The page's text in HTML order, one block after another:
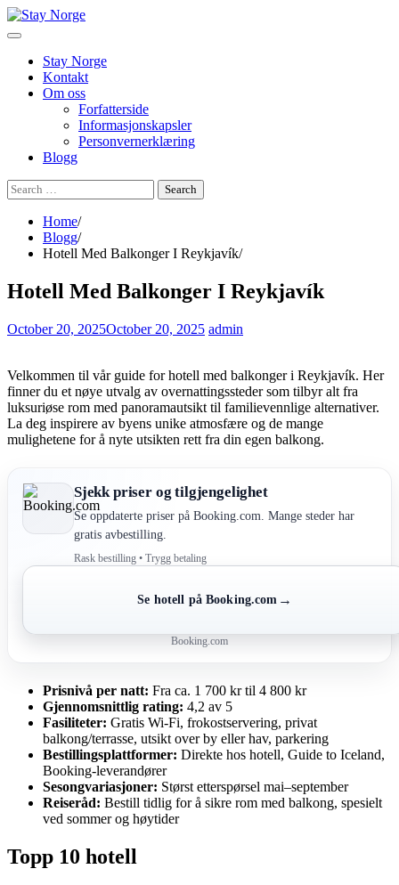
Skip
to
Stay Norge
Kontakt
Om oss
Forfatterside
Informasjonskapsler
Personvernerklæring
Blogg
Search
for:
Home
Blogg
Hotell Med Balkonger I Reykjavík
Hotell Med Balkonger I Reykjavík
October 20, 2025October 20, 2025 admin
Velkommen til vår guide for hotell med balkonger i Reykjavík. Her
finner du et nøye utvalg av overnattingssteder som tilbyr alt fra
luksuriøse rom med panoramautsikt til familievennlige alternativer.
La deg inspirere av byens unike atmosfære og de mange
mulighetene for å nyte utsikten rett fra din egen balkong.
Sjekk priser og tilgjengelighet
Se oppdaterte priser på Booking.com. Mange steder har
gratis avbestilling.
Rask bestilling • Trygg betaling
Se hotell på Booking.com →
Booking.com
Prisnivå per natt: Fra ca. 1 700 kr til 4 800 kr
Gjennomsnittlig rating: 4,2 av 5
Fasiliteter: Gratis Wi-Fi, frokostservering, privat
balkong/terrasse, utsikt over by eller hav, parkering
Bestillingsplattformer: Direkte hos hotell, Guide to Iceland,
Booking-leverandører
Sesongvariasjoner: Størst etterspørsel mai–september
Reiseråd: Bestill tidlig for å sikre rom med balkong, spesielt
ved sommer og høytider
Topp 10 hotell